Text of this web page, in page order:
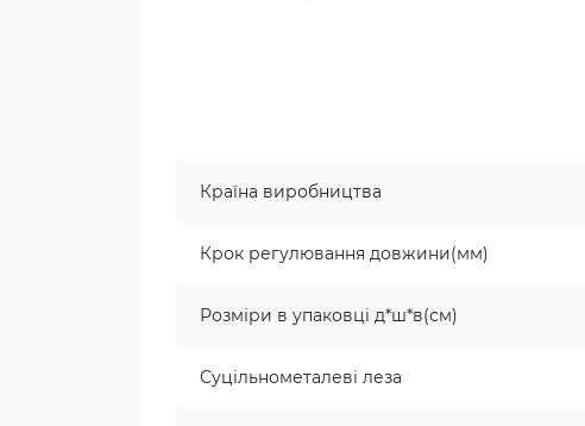
Країна виробництва
Крок регулювання довжини(мм)
Розміри в упаковці д*ш*в(см)
Суцільнометалеві леза